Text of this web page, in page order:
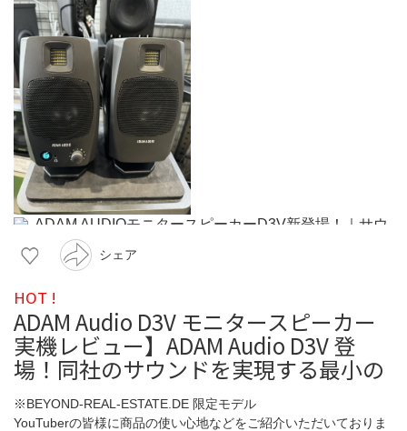
シェア
HOT !
ADAM Audio D3V モニタースピーカー
実機レビュー】ADAM Audio D3V 登
場！同社のサウンドを実現する最小の
※BEYOND-REAL-ESTATE.DE 限定モデル
YouTuberの皆様に商品の使い心地などをご紹介いただいておりま